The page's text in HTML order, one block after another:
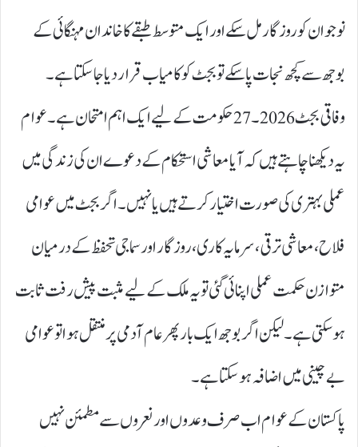
نوجوان کو روزگار مل سکے اور ایک متوسط طبقے کا خاندان مہنگائی کے
بوجھ سے کچھ نجات پا سکے تو بجٹ کو کامیاب قرار دیا جا سکتا ہے۔
وفاقی بجٹ 2026۔27حکومت کے لیے ایک اہم امتحان ہے۔ عوام
یہ دیکھنا چاہتے ہیں کہ آیا معاشی استحکام کے دعوے ان کی زندگی میں
عملی بہتری کی صورت اختیار کرتے ہیں یا نہیں۔ اگر بجٹ میں عوامی
فلاح، معاشی ترقی، سرمایہ کاری، روزگار اور سماجی تحفظ کے درمیان
متوازن حکمت عملی اپنائی گئی تو یہ ملک کے لیے مثبت پیش رفت ثابت
ہو سکتی ہے۔ لیکن اگر بوجھ ایک بار پھر عام آدمی پر منتقل ہوا تو عوامی
بے چینی میں اضافہ ہو سکتا ہے۔
پاکستان کے عوام اب صرف وعدوں اور نعروں سے مطمئن نہیں